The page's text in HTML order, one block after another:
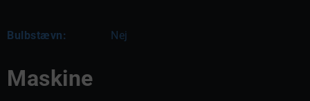
Bulbstævn: Nej
Maskine